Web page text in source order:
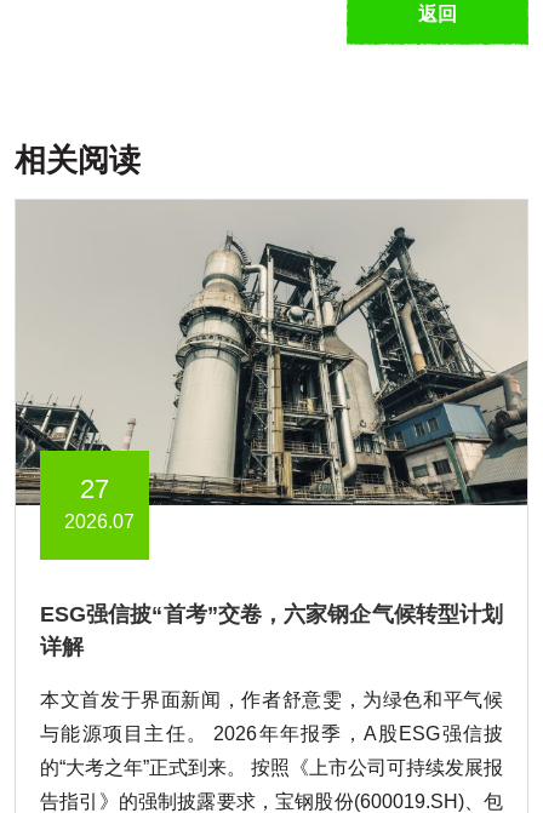
返回
相关阅读
27
2026.07
ESG强信披“首考”交卷，六家钢企气候转型计划
详解
本文首发于界面新闻，作者舒意雯，为绿色和平气候
与能源项目主任。 2026年年报季，A股ESG强信披
的“大考之年”正式到来。 按照《上市公司可持续发展报
告指引》的强制披露要求，宝钢股份(600019.SH)、包